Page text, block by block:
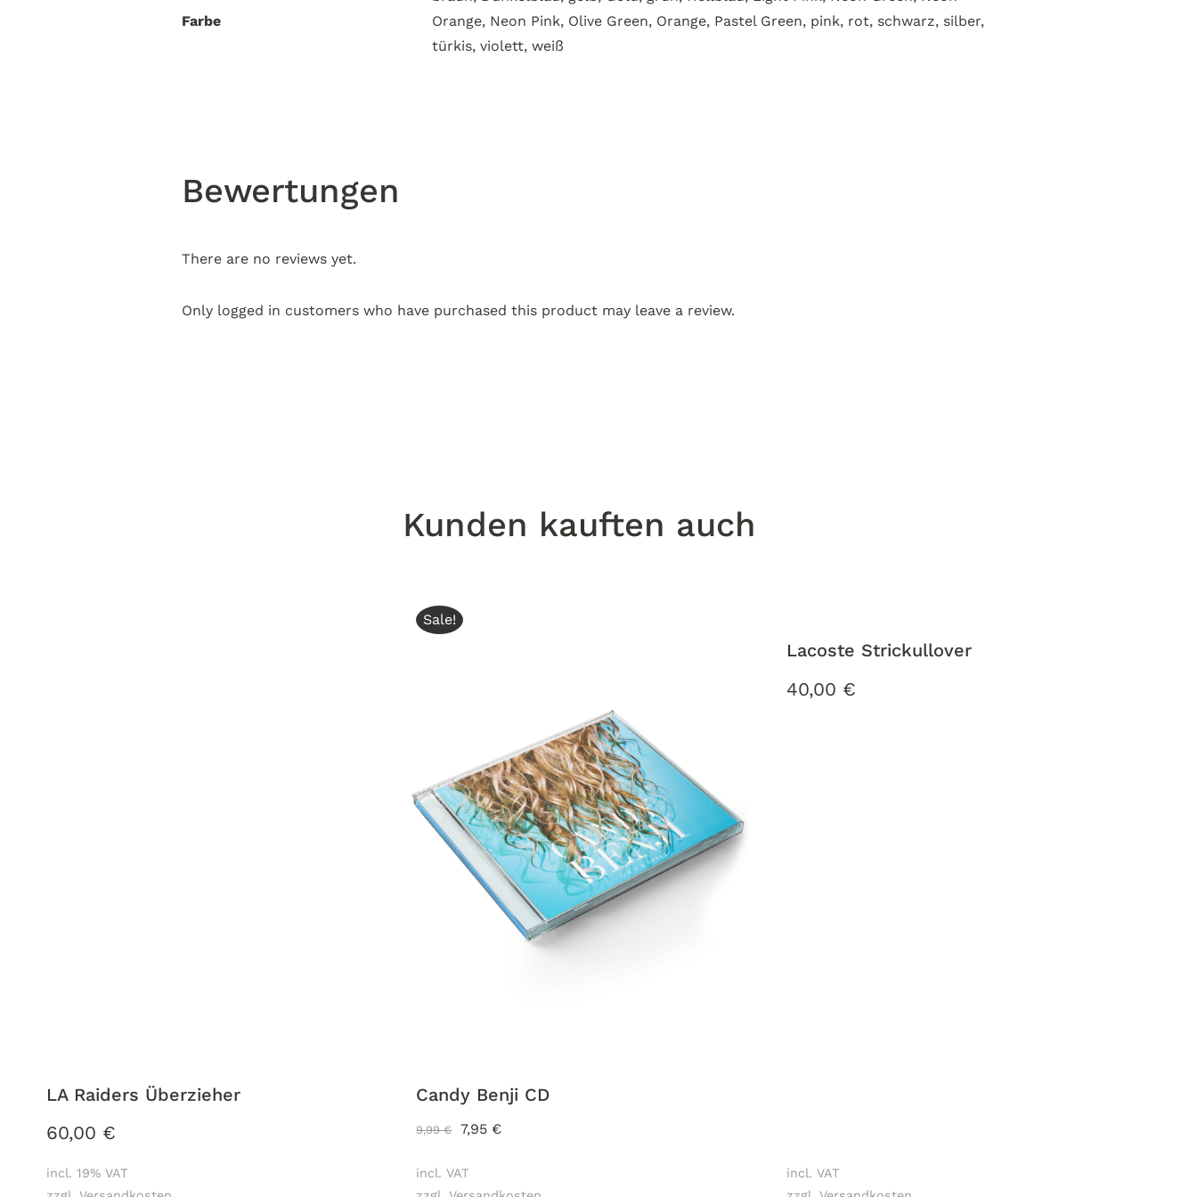
Farbe
Orange, Neon Pink, Olive Green, Orange, Pastel Green, pink, rot, schwarz, silber,
türkis, violett, weiß
Bewertungen
There are no reviews yet.
Only logged in customers who have purchased this product may leave a review.
Kunden kauften auch
LA Raiders Überzieher
60,00 €
incl. 19% VAT
Sale!
Candy Benji CD
9,99€ 7,95 €
incl. VAT
Lacoste Strickullover
40,00 €
incl. VAT